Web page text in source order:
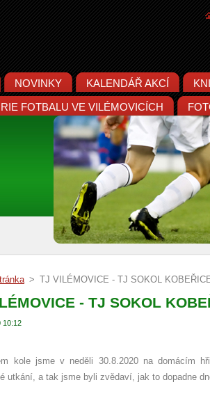
NOVINKY KALENDÁŘ AKCÍ
FOTBALU VE VILÉMOVICÍCH
> TJ VILÉMOVICE - TJ SOKOL
- TJ SOKOL
10:12
kole jsme v neděli 30.8.2020 na domácím
utkání, a tak jsme byli zvědaví, jak to dopadne